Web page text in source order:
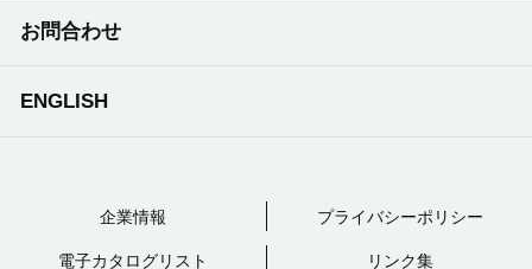
お問合わせ
ENGLISH
企業情報 プライバシーポリシー
電子カタログリスト リンク集